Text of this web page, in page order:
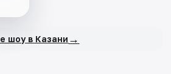
шоу в Казани →